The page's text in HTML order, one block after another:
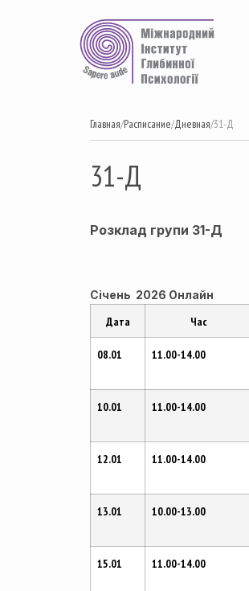
содержимому
Главная/Расписание/Дневная/31-Д
31-Д
Розклад групи 31-Д
Січень 2026 Онлайн
Дата Час
08.01 11.00-14.00
10.01 11.00-14.00
12.01 11.00-14.00
13.01 10.00-13.00
15.01 11.00-14.00